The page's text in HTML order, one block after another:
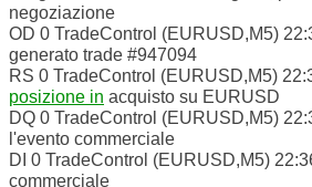
negoziazione
OD 0 TradeControl (EURUSD,M5)
generato trade #947094
RS 0 TradeControl (EURUSD,M5)
posizione in acquisto su EURUSD
DQ 0 TradeControl (EURUSD,M5)
l'evento commerciale
DI 0 TradeControl (EURUSD,M5)
commerciale